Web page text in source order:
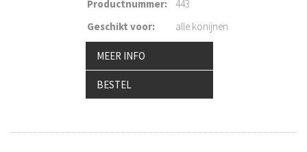
Productnummer:
443
Geschikt voor: alle konijnen
MEER INFO
BESTEL